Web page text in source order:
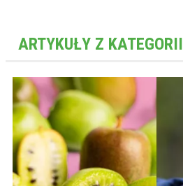
ARTYKUŁY Z KATEGORII